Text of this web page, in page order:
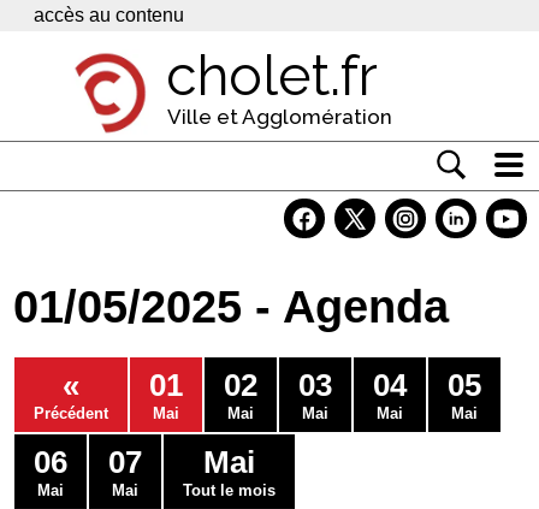
Panneau de gestion des cookies
accès au contenu
cholet.fr
Ville et Agglomération
Economie
Services
Contacts
01/05/2025 - Agenda
«
Précédent
01
Mai
02
Mai
03
Mai
04
Mai
05
Mai
06
Mai
07
Mai
Mai
Tout le mois